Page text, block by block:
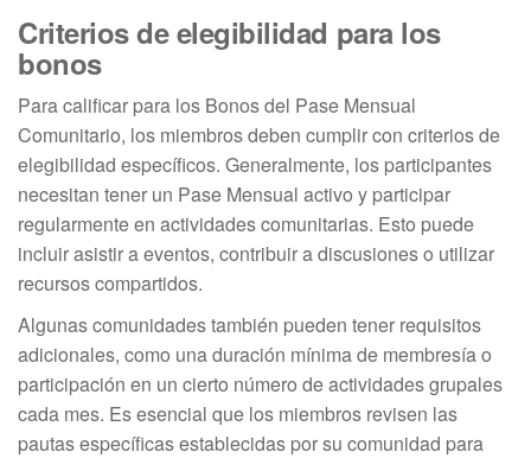
Criterios de elegibilidad para los
bonos
Para calificar para los Bonos del Pase Mensual
Comunitario, los miembros deben cumplir con criterios de
elegibilidad específicos. Generalmente, los participantes
necesitan tener un Pase Mensual activo y participar
regularmente en actividades comunitarias. Esto puede
incluir asistir a eventos, contribuir a discusiones o utilizar
recursos compartidos.
Algunas comunidades también pueden tener requisitos
adicionales, como una duración mínima de membresía o
participación en un cierto número de actividades grupales
cada mes. Es esencial que los miembros revisen las
pautas específicas establecidas por su comunidad para